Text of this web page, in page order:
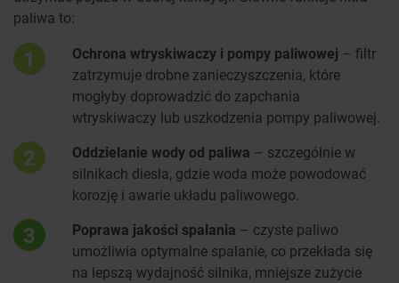
paliwa to:
1 Ochrona wtryskiwaczy i pompy paliwowej – filtr
zatrzymuje drobne zanieczyszczenia, które
mogłyby doprowadzić do zapchania
wtryskiwaczy lub uszkodzenia pompy paliwowej.
2 Oddzielanie wody od paliwa – szczególnie w
silnikach diesla, gdzie woda może powodować
korozję i awarie układu paliwowego.
3 Poprawa jakości spalania – czyste paliwo
umożliwia optymalne spalanie, co przekłada się
na lepszą wydajność silnika, mniejsze zużycie